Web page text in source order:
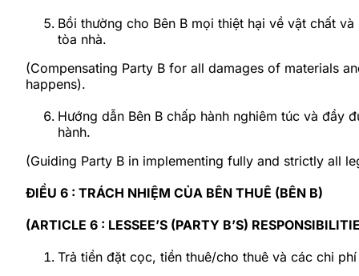
Bồi thường cho Bên B mọi thiệt hại về vật chất
tòa nhà.
(Compensating Party B for all damages of materials
happens).
Hướng dẫn Bên B chấp hành nghiêm túc và đầy
hành.
(Guiding Party B in implementing fully and strictly all
ĐIỀU 6 : TRÁCH NHIỆM CỦA BÊN THUÊ (BÊN B)
(ARTICLE 6 : LESSEE’S (PARTY B’S)
Trả tiền đặt cọc, tiền thuê/cho thuê và các chi